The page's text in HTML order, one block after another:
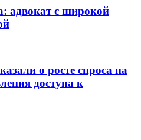
адвокат с широкой
о росте спроса на
доступа к